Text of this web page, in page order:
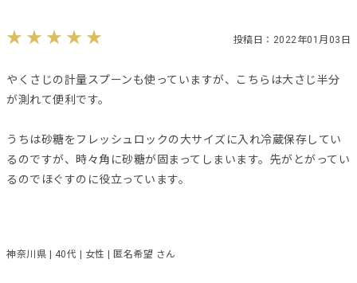
投稿日：2022年01月03日
やくさじの計量スプーンも使っていますが、こちらは大さじ半分
が測れて便利です。
うちは砂糖をフレッシュロックの大サイズに入れ冷蔵保存してい
るのですが、時々角に砂糖が固まってしまいます。先がとがってい
るのでほぐすのに役立っています。
神奈川県 | 40代 | 女性 | 匿名希望 さん